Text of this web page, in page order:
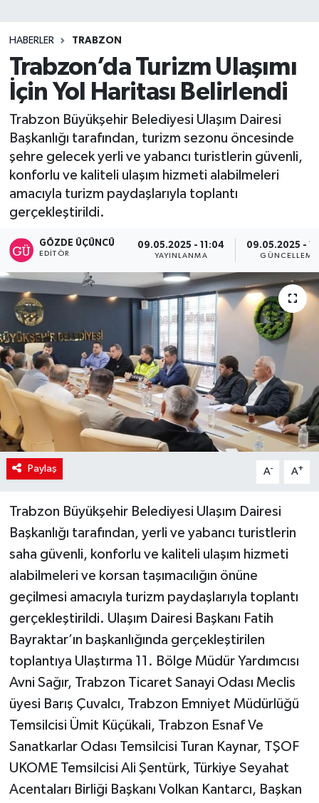
HABERLER TRABZON
Trabzon’da Turizm Ulaşımı
İçin Yol Haritası Belirlendi
Trabzon Büyükşehir Belediyesi Ulaşım Dairesi
Başkanlığı tarafından, turizm sezonu öncesinde
şehre gelecek yerli ve yabancı turistlerin güvenli,
konforlu ve kaliteli ulaşım hizmeti alabilmeleri
amacıyla turizm paydaşlarıyla toplantı
gerçekleştirildi.
GÖZDE ÜÇÜNCÜ
EDITÖR
09.05.2025 - 11:04
YAYINLANMA
09.05.2025 -
GÜNCELLEME
Paylaş A- A+
Trabzon Büyükşehir Belediyesi Ulaşım Dairesi
Başkanlığı tarafından, yerli ve yabancı turistlerin
saha güvenli, konforlu ve kaliteli ulaşım hizmeti
alabilmeleri ve korsan taşımacılığın önüne
geçilmesi amacıyla turizm paydaşlarıyla toplantı
gerçekleştirildi. Ulaşım Dairesi Başkanı Fatih
Bayraktar’ın başkanlığında gerçekleştirilen
toplantıya Ulaştırma 11. Bölge Müdür Yardımcısı
Avni Sağır, Trabzon Ticaret Sanayi Odası Meclis
üyesi Barış Çuvalcı, Trabzon Emniyet Müdürlüğü
Temsilcisi Ümit Küçükali, Trabzon Esnaf Ve
Sanatkarlar Odası Temsilcisi Turan Kaynar, TŞOF
UKOME Temsilcisi Ali Şentürk, Türkiye Seyahat
Acentaları Birliği Başkanı Volkan Kantarcı, Başkan
Teknoloji
TRABZON
TRABZONSPOR
Yaşam